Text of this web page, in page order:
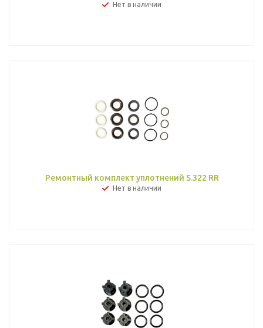
Нет в наличии
Ремонтный комплект уплотнений S.322 RR
Нет в наличии